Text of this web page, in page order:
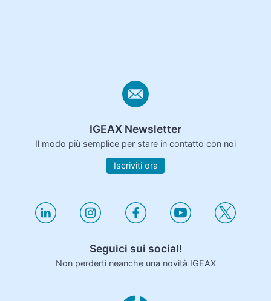
IGEAX Newsletter
Il modo più semplice per stare in contatto con noi
Iscriviti ora
Seguici sui social!
Non perderti neanche una novità IGEAX